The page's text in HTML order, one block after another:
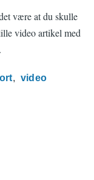
være at du skulle
video artikel med
video